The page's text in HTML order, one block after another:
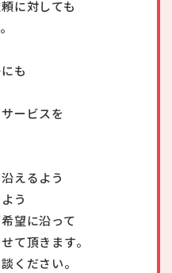
に対しても
も
ービスを
えるよう
う
望に沿って
て頂きます。
ください。